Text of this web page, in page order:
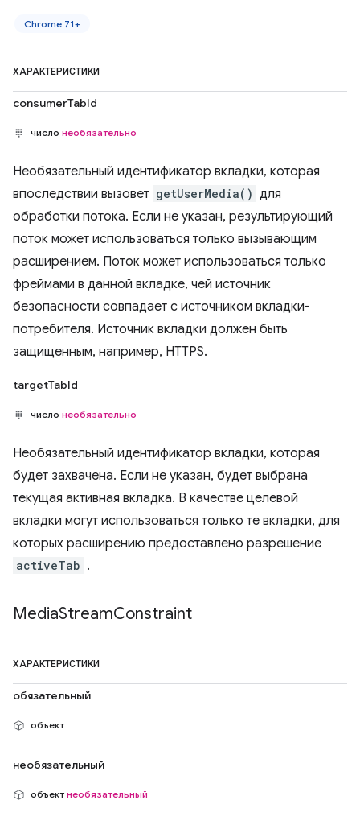
Chrome 71+
ХАРАКТЕРИСТИКИ
consumerTabId
число необязательно
Необязательный идентификатор вкладки, которая
впоследствии вызовет getUserMedia() для
обработки потока. Если не указан, результирующий
поток может использоваться только вызывающим
расширением. Поток может использоваться только
фреймами в данной вкладке, чей источник
безопасности совпадает с источником вкладки-
потребителя. Источник вкладки должен быть
защищенным, например, HTTPS.
targetTabId
число необязательно
Необязательный идентификатор вкладки, которая
будет захвачена. Если не указан, будет выбрана
текущая активная вкладка. В качестве целевой
вкладки могут использоваться только те вкладки, для
которых расширению предоставлено разрешение
activeTab .
MediaStreamConstraint
ХАРАКТЕРИСТИКИ
обязательный
объект
необязательный
объект необязательный